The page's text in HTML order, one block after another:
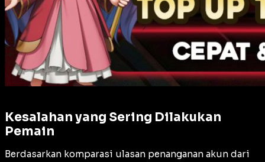
Kesalahan yang Sering Dilakukan
Pemain
Berdasarkan komparasi ulasan penanganan akun dari